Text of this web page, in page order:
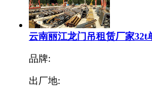
云南丽江龙门吊租赁厂家32t
品牌:
出厂地: